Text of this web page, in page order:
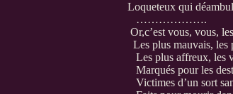
Loqueteux qui
……………….
Or,c’est vous, vous,
Les plus mauvais, les
Les plus affreux, les
Marqués pour les
Victimes d’un sort